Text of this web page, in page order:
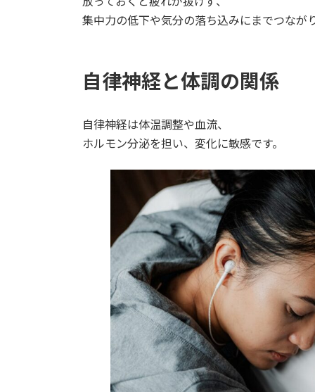
集中力の低下や気分の落ち込みにまでつなが
自律神経と体調の関係
自律神経は体温調整や血流、
ホルモン分泌を担い、変化に敏感です。